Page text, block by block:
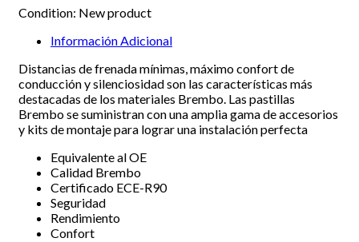
Condition: New product
Información Adicional
Distancias de frenada mínimas, máximo confort de
conducción y silenciosidad son las características más
destacadas de los materiales Brembo. Las pastillas
Brembo se suministran con una amplia gama de accesorios
y kits de montaje para lograr una instalación perfecta
Equivalente al OE
Calidad Brembo
Certificado ECE-R90
Seguridad
Rendimiento
Confort